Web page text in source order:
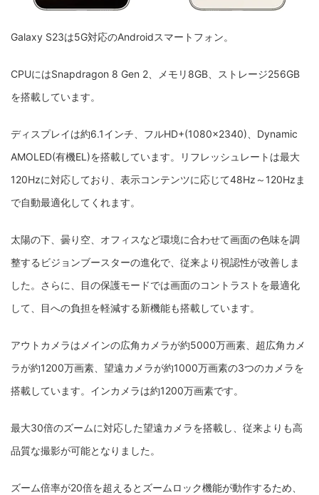
Galaxy S23は5G対応のAndroidスマートフォン。
CPUにはSnapdragon 8 Gen 2、メモリ8GB、ストレージ256GB
を搭載しています。
ディスプレイは約6.1インチ、フルHD+(1080×2340)、Dynamic
AMOLED(有機EL)を搭載しています。リフレッシュレートは最大
120Hzに対応しており、表示コンテンツに応じて48Hz～120Hzま
で自動最適化してくれます。
太陽の下、曇り空、オフィスなど環境に合わせて画面の色味を調
整するビジョンブースターの進化で、従来より視認性が改善しま
した。さらに、目の保護モードでは画面のコントラストを最適化
して、目への負担を軽減する新機能も搭載しています。
アウトカメラはメインの広角カメラが約5000万画素、超広角カメ
ラが約1200万画素、望遠カメラが約1000万画素の3つのカメラを
搭載しています。インカメラは約1200万画素です。
最大30倍のズームに対応した望遠カメラを搭載し、従来よりも高
品質な撮影が可能となりました。
ズーム倍率が20倍を超えるとズームロック機能が動作するため、